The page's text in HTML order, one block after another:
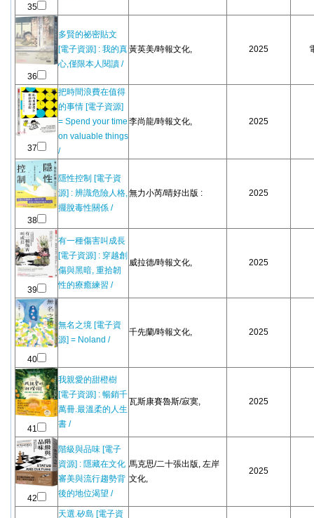
35
36
多賢的祕密貼文
[電子資源] : 我的真
心,僅限本人閱讀 /
黃英美/時報文化, 2025
37
把時間浪費在值得
的事情 [電子資源]
= Spend your time
on valuable things
/
李尚龍/時報文化, 2025
38
隱性控制 [電子資
源] : 辨識危險人格,
擺脫毒性關係 /
無力小芮/晴好出版 : 2025
39
有一種傷害叫成長
[電子資源] : 穿越創
傷與黑暗, 重拾韌
性的療癒練習 /
威拉德/時報文化, 2025
40
無名之境 [電子資
源] = Noland /
千先蘭/時報文化, 2025
41
我親愛的甜橙樹
[電子資源] : 暢銷千
萬冊.最溫柔的人生
書 /
瓦斯康賽魯斯/寂寞, 2025
42
階級與品味 [電子
資源] : 隱藏在文化
審美與流行趨勢背
後的地位渴望 /
馬克思/二十張出版, 左岸
文化,
2025
天選.矽島 [電子資